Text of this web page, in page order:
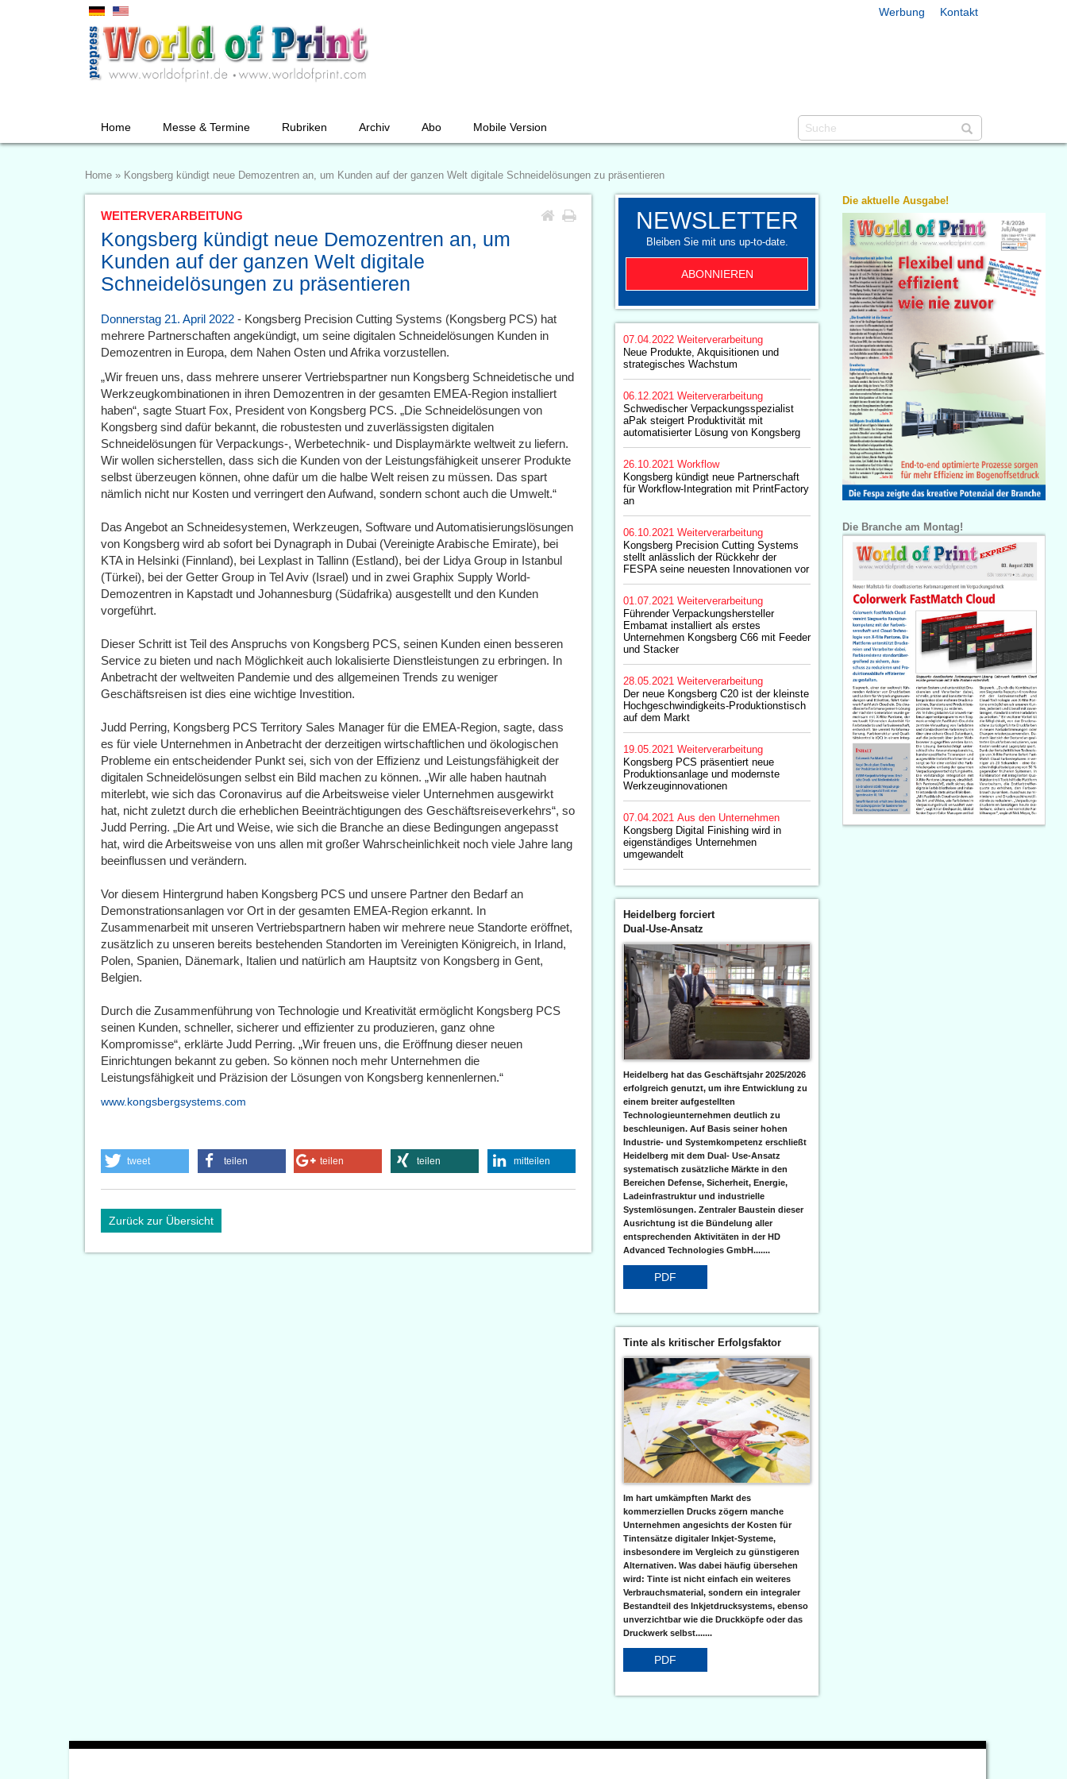
Werbung Kontakt
Home Messe & Termine Rubriken Archiv Abo Mobile Version
Home » Kongsberg kündigt neue Demozentren an, um Kunden auf der ganzen Welt digitale Schneidelösungen zu präsentieren
WEITERVERARBEITUNG
Kongsberg kündigt neue Demozentren an, um
Kunden auf der ganzen Welt digitale
Schneidelösungen zu präsentieren
Donnerstag 21. April 2022 - Kongsberg Precision Cutting Systems (Kongsberg PCS) hat
mehrere Partnerschaften angekündigt, um seine digitalen Schneidelösungen Kunden in
Demozentren in Europa, dem Nahen Osten und Afrika vorzustellen.
„Wir freuen uns, dass mehrere unserer Vertriebspartner nun Kongsberg Schneidetische und
Werkzeugkombinationen in ihren Demozentren in der gesamten EMEA-Region installiert
haben“, sagte Stuart Fox, President von Kongsberg PCS. „Die Schneidelösungen von
Kongsberg sind dafür bekannt, die robustesten und zuverlässigsten digitalen
Schneidelösungen für Verpackungs-, Werbetechnik- und Displaymärkte weltweit zu liefern.
Wir wollen sicherstellen, dass sich die Kunden von der Leistungsfähigkeit unserer Produkte
selbst überzeugen können, ohne dafür um die halbe Welt reisen zu müssen. Das spart
nämlich nicht nur Kosten und verringert den Aufwand, sondern schont auch die Umwelt.“
Das Angebot an Schneidesystemen, Werkzeugen, Software und Automatisierungslösungen
von Kongsberg wird ab sofort bei Dynagraph in Dubai (Vereinigte Arabische Emirate), bei
KTA in Helsinki (Finnland), bei Lexplast in Tallinn (Estland), bei der Lidya Group in Istanbul
(Türkei), bei der Getter Group in Tel Aviv (Israel) und in zwei Graphix Supply World-
Demozentren in Kapstadt und Johannesburg (Südafrika) ausgestellt und den Kunden
vorgeführt.
Dieser Schritt ist Teil des Anspruchs von Kongsberg PCS, seinen Kunden einen besseren
Service zu bieten und nach Möglichkeit auch lokalisierte Dienstleistungen zu erbringen. In
Anbetracht der weltweiten Pandemie und des allgemeinen Trends zu weniger
Geschäftsreisen ist dies eine wichtige Investition.
Judd Perring, Kongsberg PCS Territory Sales Manager für die EMEA-Region, sagte, dass
es für viele Unternehmen in Anbetracht der derzeitigen wirtschaftlichen und ökologischen
Probleme ein entscheidender Punkt sei, sich von der Effizienz und Leistungsfähigkeit der
digitalen Schneidelösungen selbst ein Bild machen zu können. „Wir alle haben hautnah
miterlebt, wie sich das Coronavirus auf die Arbeitsweise vieler Unternehmen ausgewirkt
hat, nicht zuletzt durch die erheblichen Beeinträchtigungen des Geschäftsreiseverkehrs“, so
Judd Perring. „Die Art und Weise, wie sich die Branche an diese Bedingungen angepasst
hat, wird die Arbeitsweise von uns allen mit großer Wahrscheinlichkeit noch viele Jahre lang
beeinflussen und verändern.
Vor diesem Hintergrund haben Kongsberg PCS und unsere Partner den Bedarf an
Demonstrationsanlagen vor Ort in der gesamten EMEA-Region erkannt. In
Zusammenarbeit mit unseren Vertriebspartnern haben wir mehrere neue Standorte eröffnet,
zusätzlich zu unseren bereits bestehenden Standorten im Vereinigten Königreich, in Irland,
Polen, Spanien, Dänemark, Italien und natürlich am Hauptsitz von Kongsberg in Gent,
Belgien.
Durch die Zusammenführung von Technologie und Kreativität ermöglicht Kongsberg PCS
seinen Kunden, schneller, sicherer und effizienter zu produzieren, ganz ohne
Kompromisse“, erklärte Judd Perring. „Wir freuen uns, die Eröffnung dieser neuen
Einrichtungen bekannt zu geben. So können noch mehr Unternehmen die
Leistungsfähigkeit und Präzision der Lösungen von Kongsberg kennenlernen.“
www.kongsbergsystems.com
tweet teilen teilen teilen mitteilen
Zurück zur Übersicht
NEWSLETTER
Bleiben Sie mit uns up-to-date.
ABONNIEREN
07.04.2022 Weiterverarbeitung
Neue Produkte, Akquisitionen und
strategisches Wachstum
06.12.2021 Weiterverarbeitung
Schwedischer Verpackungsspezialist
aPak steigert Produktivität mit
automatisierter Lösung von Kongsberg
26.10.2021 Workflow
Kongsberg kündigt neue Partnerschaft
für Workflow-Integration mit PrintFactory
an
06.10.2021 Weiterverarbeitung
Kongsberg Precision Cutting Systems
stellt anlässlich der Rückkehr der
FESPA seine neuesten Innovationen vor
01.07.2021 Weiterverarbeitung
Führender Verpackungshersteller
Embamat installiert als erstes
Unternehmen Kongsberg C66 mit Feeder
und Stacker
28.05.2021 Weiterverarbeitung
Der neue Kongsberg C20 ist der kleinste
Hochgeschwindigkeits-Produktionstisch
auf dem Markt
19.05.2021 Weiterverarbeitung
Kongsberg PCS präsentiert neue
Produktionsanlage und modernste
Werkzeuginnovationen
07.04.2021 Aus den Unternehmen
Kongsberg Digital Finishing wird in
eigenständiges Unternehmen
umgewandelt
Heidelberg forciert
Dual-Use-Ansatz
Heidelberg hat das Geschäftsjahr 2025/2026
erfolgreich genutzt, um ihre Entwicklung zu
einem breiter aufgestellten
Technologieunternehmen deutlich zu
beschleunigen. Auf Basis seiner hohen
Industrie- und Systemkompetenz erschließt
Heidelberg mit dem Dual- Use-Ansatz
systematisch zusätzliche Märkte in den
Bereichen Defense, Sicherheit, Energie,
Ladeinfrastruktur und industrielle
Systemlösungen. Zentraler Baustein dieser
Ausrichtung ist die Bündelung aller
entsprechenden Aktivitäten in der HD
Advanced Technologies GmbH.......
PDF
Tinte als kritischer Erfolgsfaktor
Im hart umkämpften Markt des
kommerziellen Drucks zögern manche
Unternehmen angesichts der Kosten für
Tintensätze digitaler Inkjet-Systeme,
insbesondere im Vergleich zu günstigeren
Alternativen. Was dabei häufig übersehen
wird: Tinte ist nicht einfach ein weiteres
Verbrauchsmaterial, sondern ein integraler
Bestandteil des Inkjetdrucksystems, ebenso
unverzichtbar wie die Druckköpfe oder das
Druckwerk selbst.......
PDF
Die aktuelle Ausgabe!
Die Branche am Montag!